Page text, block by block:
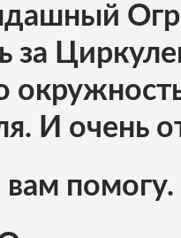
за
И очень
помогу.